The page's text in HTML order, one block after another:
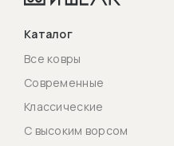
Каталог
Все ковры
Современные
Классические
С высоким ворсом